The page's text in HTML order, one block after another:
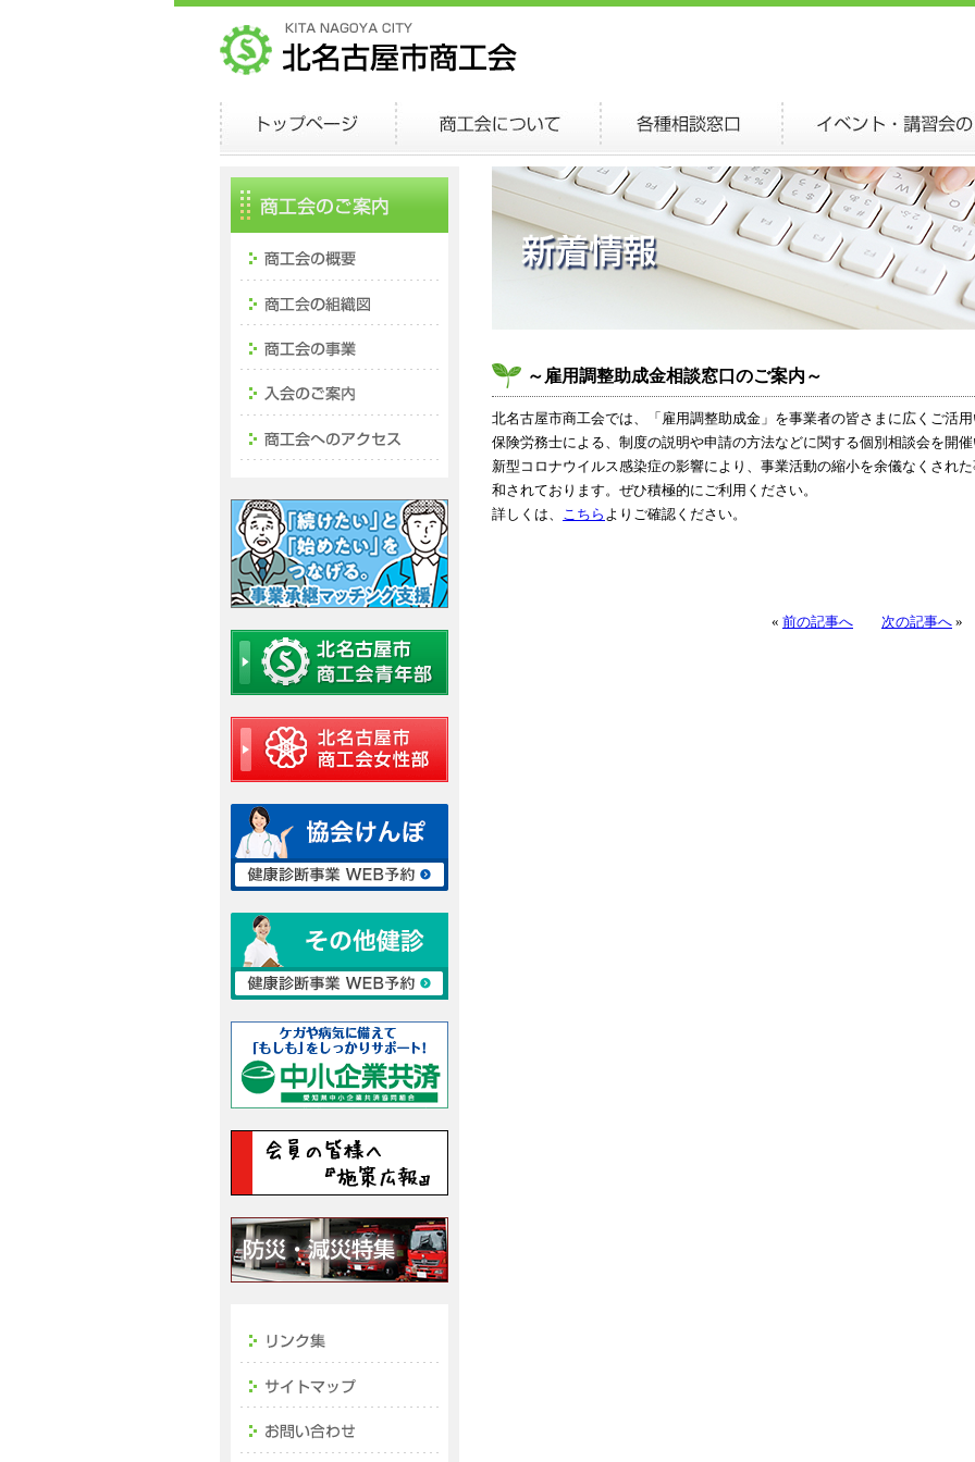
～雇用調整助成金相談窓口のご案内～
北名古屋市商工会では、「雇用調整助成金」を事業者の皆さまに広くご活
保険労務士による、制度の説明や申請の方法などに関する個別相談会を開催
新型コロナウイルス感染症の影響により、事業活動の縮小を余儀なくされ
和されております。ぜひ積極的にご利用ください。
詳しくは、 こちら よりご確認ください。
« 前の記事へ 次の記事へ »